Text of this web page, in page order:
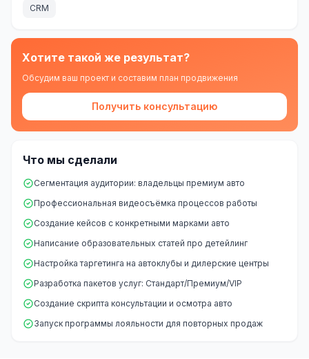
CRM
Хотите такой же результат?
Обсудим ваш проект и составим план продвижения
Получить консультацию
Что мы сделали
Сегментация аудитории: владельцы премиум авто
Профессиональная видеосъёмка процессов работы
Создание кейсов с конкретными марками авто
Написание образовательных статей про детейлинг
Настройка таргетинга на автоклубы и дилерские центры
Разработка пакетов услуг: Стандарт/Премиум/VIP
Создание скрипта консультации и осмотра авто
Запуск программы лояльности для повторных продаж